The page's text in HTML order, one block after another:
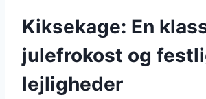
Kiksekage: En
julefrokost og
lejligheder